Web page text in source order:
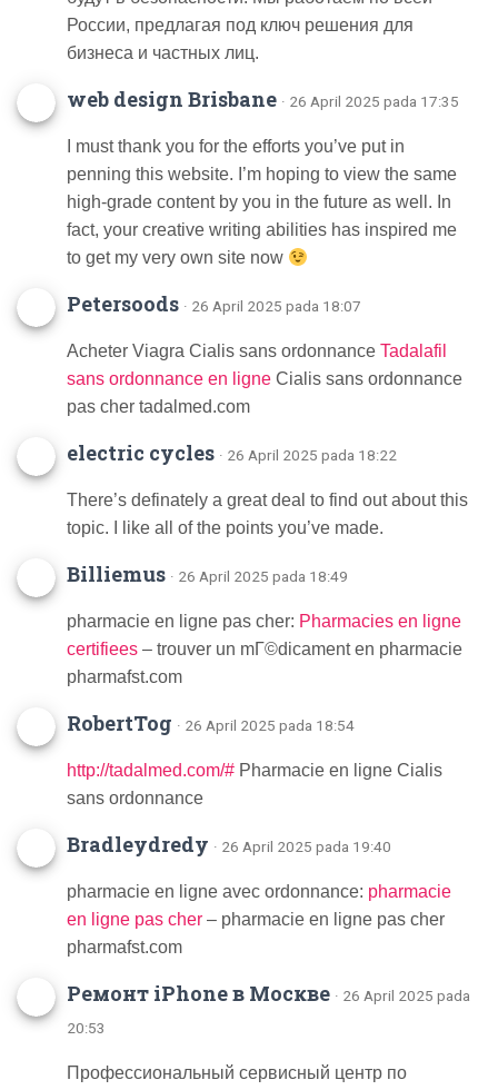
России, предлагая под ключ решения для
бизнеса и частных лиц.
web design Brisbane · 26 April 2025 pada 17:35
I must thank you for the efforts you’ve put in
penning this website. I’m hoping to view the same
high-grade content by you in the future as well. In
fact, your creative writing abilities has inspired me
to get my very own site now
Petersoods · 26 April 2025 pada 18:07
Acheter Viagra Cialis sans ordonnance Tadalafil
sans ordonnance en ligne Cialis sans ordonnance
pas cher tadalmed.com
electric cycles · 26 April 2025 pada 18:22
There’s definately a great deal to find out about this
topic. I like all of the points you’ve made.
Billiemus · 26 April 2025 pada 18:49
pharmacie en ligne pas cher: Pharmacies en ligne
certifiees – trouver un mГ©dicament en pharmacie
pharmafst.com
RobertTog · 26 April 2025 pada 18:54
http://tadalmed.com/# Pharmacie en ligne Cialis
sans ordonnance
Bradleydredy · 26 April 2025 pada 19:40
pharmacie en ligne avec ordonnance: pharmacie
en ligne pas cher – pharmacie en ligne pas cher
pharmafst.com
Ремонт iPhone в Москве · 26 April 2025 pada
20:53
Профессиональный сервисный центр по